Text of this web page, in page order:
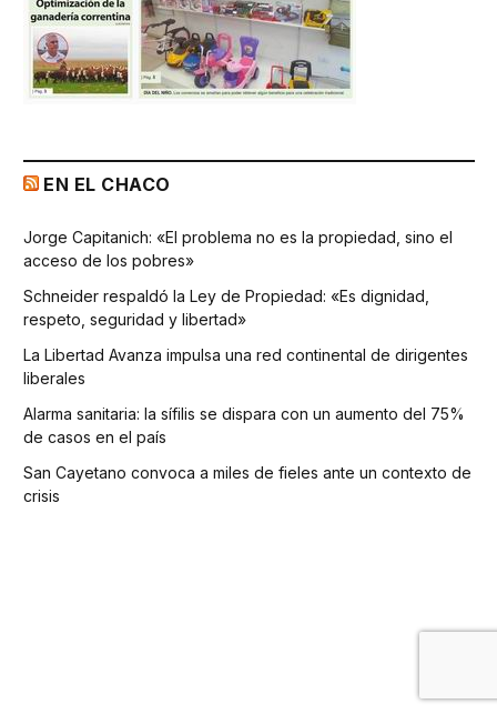
EN EL CHACO
Jorge Capitanich: «El problema no es la propiedad, sino el
acceso de los pobres»
Schneider respaldó la Ley de Propiedad: «Es dignidad,
respeto, seguridad y libertad»
La Libertad Avanza impulsa una red continental de dirigentes
liberales
Alarma sanitaria: la sífilis se dispara con un aumento del 75%
de casos en el país
San Cayetano convoca a miles de fieles ante un contexto de
crisis